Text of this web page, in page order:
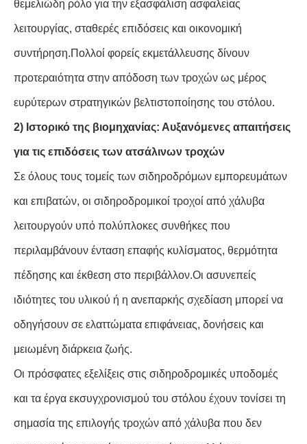
θεμελιώδη ρόλο για την εξασφάλιση ασφαλείας
λειτουργίας, σταθερές επιδόσεις και οικονομική
συντήρηση.Πολλοί φορείς εκμετάλλευσης δίνουν
προτεραιότητα στην απόδοση των τροχών ως μέρος
ευρύτερων στρατηγικών βελτιστοποίησης του στόλου.
2) Ιστορικό της βιομηχανίας: Αυξανόμενες απαιτήσεις
για τις επιδόσεις των ατσάλινων τροχών
Σε όλους τους τομείς των σιδηροδρόμων εμπορευμάτων
και επιβατών, οι σιδηροδρομικοί τροχοί από χάλυβα
λειτουργούν υπό πολύπλοκες συνθήκες που
περιλαμβάνουν ένταση επαφής κυλίσματος, θερμότητα
πέδησης και έκθεση στο περιβάλλον.Οι ασυνεπείς
ιδιότητες του υλικού ή η ανεπαρκής σχεδίαση μπορεί να
οδηγήσουν σε ελαττώματα επιφάνειας, δονήσεις και
μειωμένη διάρκεια ζωής.
Οι πρόσφατες εξελίξεις στις σιδηροδρομικές υποδομές
και τα έργα εκσυγχρονισμού του στόλου έχουν τονίσει τη
σημασία της επιλογής τροχών από χάλυβα που δεν